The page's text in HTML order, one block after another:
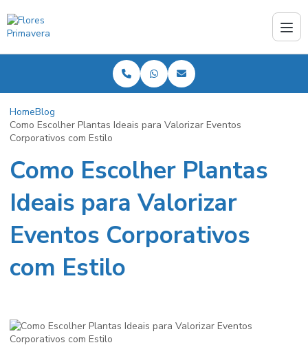
HomeBlog
Como Escolher Plantas Ideais para Valorizar Eventos
Corporativos com Estilo
Como Escolher Plantas
Ideais para Valorizar
Eventos Corporativos
com Estilo